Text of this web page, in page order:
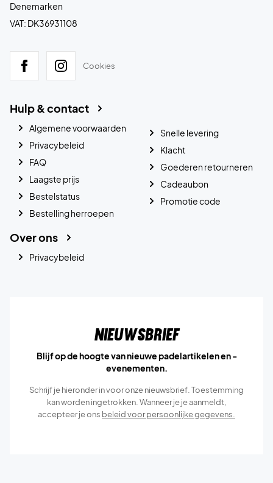
Denemarken
VAT: DK36931108
Cookies
Hulp & contact
Algemene voorwaarden
Privacybeleid
FAQ
Laagste prijs
Bestelstatus
Bestelling herroepen
Snelle levering
Klacht
Goederen retourneren
Cadeaubon
Promotie code
Over ons
Privacybeleid
Nieuwsbrief
Blijf op de hoogte van nieuwe padelartikelen en -
evenementen.
Schrijf je hieronder in voor onze nieuwsbrief. Toestemming
kan worden ingetrokken. Wanneer je je aanmeldt,
accepteer je ons beleid voor persoonlijke gegevens.